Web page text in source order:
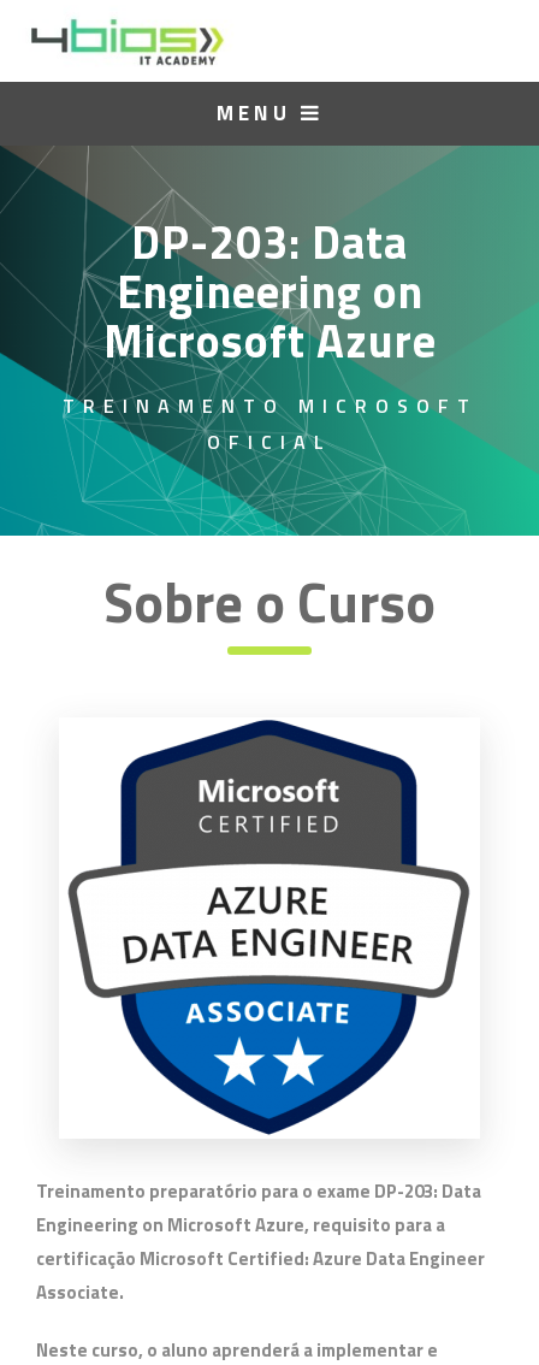
MENU
DP-203: Data
Engineering on
Microsoft Azure
TREINAMENTO MICROSOFT
OFICIAL
Sobre o Curso
Treinamento preparatório para o exame DP-203: Data
Engineering on Microsoft Azure, requisito para a
certificação Microsoft Certified: Azure Data Engineer
Associate.
Neste curso, o aluno aprenderá a implementar e